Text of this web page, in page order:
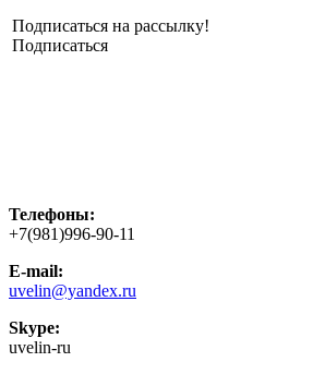
Подписаться на рассылку!
Подписаться
Телефоны:
+7(981)996-90-11
E-mail:
uvelin@yandex.ru
Skype:
uvelin-ru